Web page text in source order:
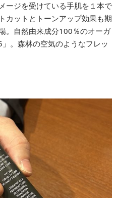
ージを受けている手肌を１本で
カットとトーンアップ効果も期
。自然由来成分100％のオーガ
。森林の空気のようなフレッ